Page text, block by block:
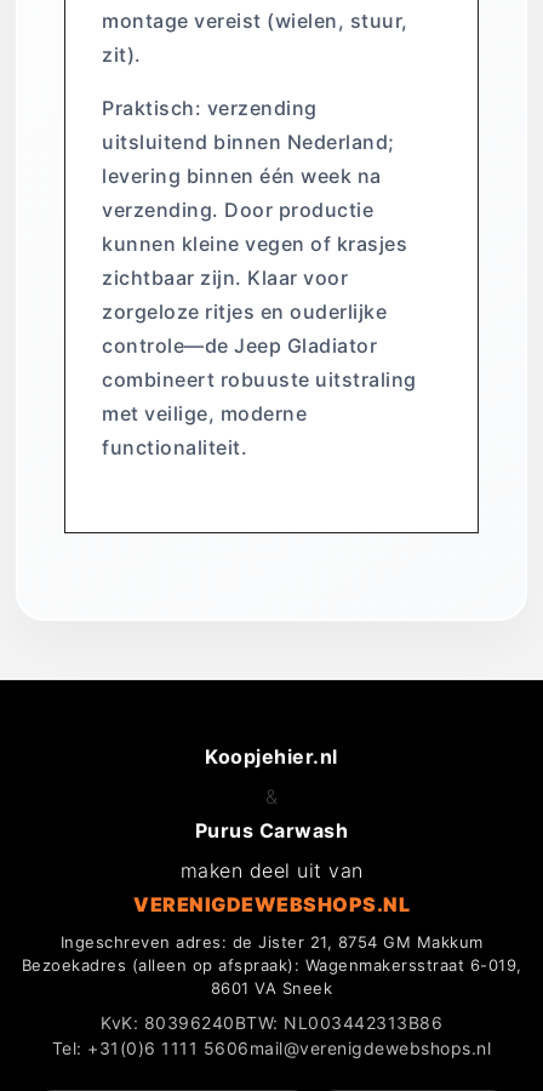
montage vereist (wielen, stuur,
zit).
Praktisch: verzending
uitsluitend binnen Nederland;
levering binnen één week na
verzending. Door productie
kunnen kleine vegen of krasjes
zichtbaar zijn. Klaar voor
zorgeloze ritjes en ouderlijke
controle—de Jeep Gladiator
combineert robuuste uitstraling
met veilige, moderne
functionaliteit.
Koopjehier.nl
&
Purus Carwash
maken deel uit van
VERENIGDEWEBSHOPS.NL
Ingeschreven adres: de Jister 21, 8754 GM Makkum
Bezoekadres (alleen op afspraak): Wagenmakersstraat 6-019,
8601 VA Sneek
KvK: 80396240BTW: NL003442313B86
Tel: +31(0)6 1111 5606mail@verenigdewebshops.nl